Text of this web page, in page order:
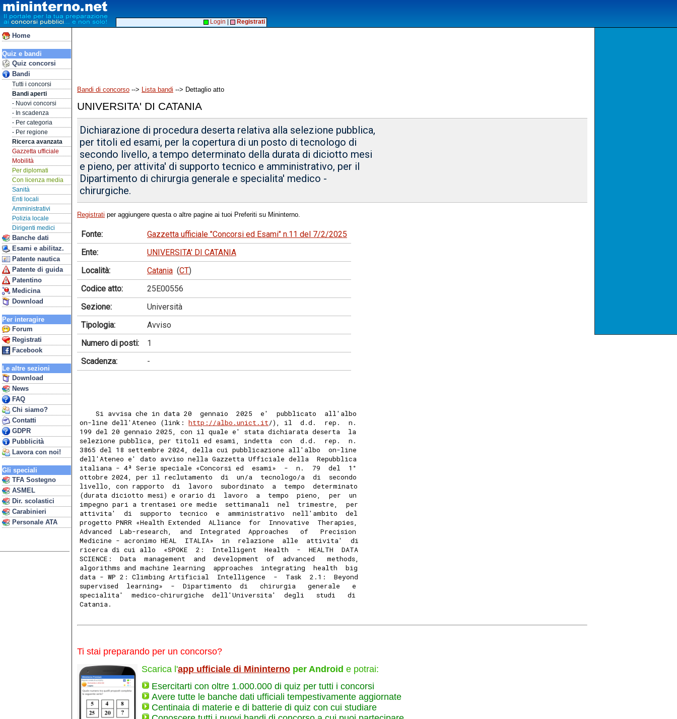
Home
Quiz e bandi
Quiz concorsi
Bandi
Tutti i concorsi
Bandi aperti
- Nuovi concorsi
- In scadenza
- Per categoria
- Per regione
Ricerca avanzata
Gazzetta ufficiale
Mobilità
Per diplomati
Con licenza media
Sanità
Enti locali
Amministrativi
Polizia locale
Dirigenti medici
Banche dati
Esami e abilitaz.
Patente nautica
Patente di guida
Patentino
Medicina
Download
Per interagire
Forum
Registrati
Facebook
Le altre sezioni
Download
News
FAQ
Chi siamo?
Contatti
GDPR
Pubblicità
Lavora con noi!
Gli speciali
TFA Sostegno
ASMEL
Dir. scolastici
Carabinieri
Personale ATA
Login Registrati
Bandi di concorso --> Lista bandi --> Dettaglio atto
UNIVERSITA' DI CATANIA
Dichiarazione di procedura deserta relativa alla selezione pubblica,
per titoli ed esami, per la copertura di un posto di tecnologo di
secondo livello, a tempo determinato della durata di diciotto mesi
e pieno, per attivita' di supporto tecnico e amministrativo, per il
Dipartimento di chirurgia generale e specialita' medico -
chirurgiche.
Registrati per aggiungere questa o altre pagine ai tuoi Preferiti su Mininterno.
Fonte:
Gazzetta ufficiale "Concorsi ed Esami" n.11 del 7/2/2025
Ente:
UNIVERSITA' DI CATANIA
Località:
Catania (CT)
Codice atto:
25E00556
Sezione:
Università
Tipologia:
Avviso
Numero di posti:
1
Scadenza:
-
    Si avvisa che in data 20  gennaio  2025  e'  pubblicato  all'albo
on-line dell'Ateneo (link: http://albo.unict.it/), il  d.d.  rep.  n.
199 del 20 gennaio 2025, con il quale e' stata dichiarata deserta  la
selezione pubblica, per titoli ed esami, indetta  con  d.d.  rep.  n.
3865 del 18 settembre 2024, della cui pubblicazione all'albo  on-line
dell'Ateneo e' dato avviso nella Gazzetta Ufficiale della  Repubblica
italiana - 4ª Serie speciale «Concorsi ed  esami»  -  n.  79  del  1°
ottobre 2024, per il reclutamento  di  un/a  tecnologo/a  di  secondo
livello, con rapporto  di  lavoro  subordinato  a  tempo  determinato
(durata diciotto mesi) e orario di  lavoro  a  tempo  pieno,  per  un
impegno pari a trentasei ore medie  settimanali  nel  trimestre,  per
attivita'  di  supporto  tecnico  e  amministrativo  nell'ambito  del
progetto PNRR «Health Extended  ALliance  for  Innovative  Therapies,
Advanced  Lab-research,  and  Integrated  Approaches   of   Precision
Medicine - acronimo HEAL  ITALIA»  in  relazione  alle  attivita'  di
ricerca di cui allo  «SPOKE  2:  Intelligent  Health  -  HEALTH  DATA
SCIENCE:  Data  management  and  development  of  advanced   methods,
algorithms and machine learning  approaches  integrating  health  big
data - WP 2: Climbing Artificial  Intelligence  -  Task  2.1:  Beyond
supervised  learning»  -  Dipartimento  di   chirurgia   generale   e
specialita'  medico-chirurgiche  dell'Universita'  degli   studi   di
Catania.
Ti stai preparando per un concorso?
Scarica l'app ufficiale di Mininterno per Android e potrai:
Esercitarti con oltre 1.000.000 di quiz per tutti i concorsi
Avere tutte le banche dati ufficiali tempestivamente aggiornate
Centinaia di materie e di batterie di quiz con cui studiare